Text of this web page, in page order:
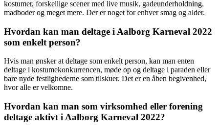
kostumer, forskellige scener med live musik, gadeunderholdning,
madboder og meget mere. Der er noget for enhver smag og alder.
Hvordan kan man deltage i Aalborg Karneval 2022
som enkelt person?
Hvis man ønsker at deltage som enkelt person, kan man enten
deltage i kostumekonkurrencen, møde op og deltage i paraden eller
bare nyde festlighederne som tilskuer. Det er en åben begivenhed,
hvor alle er velkomne.
Hvordan kan man som virksomhed eller forening
deltage aktivt i Aalborg Karneval 2022?